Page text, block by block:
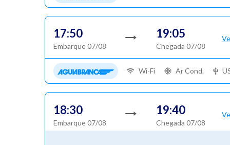
17:50
Embarque 07/08
19:05
Chegada 07/08
Wi-Fi Ar Cond.
18:30
Embarque 07/08
19:40
Chegada 07/08